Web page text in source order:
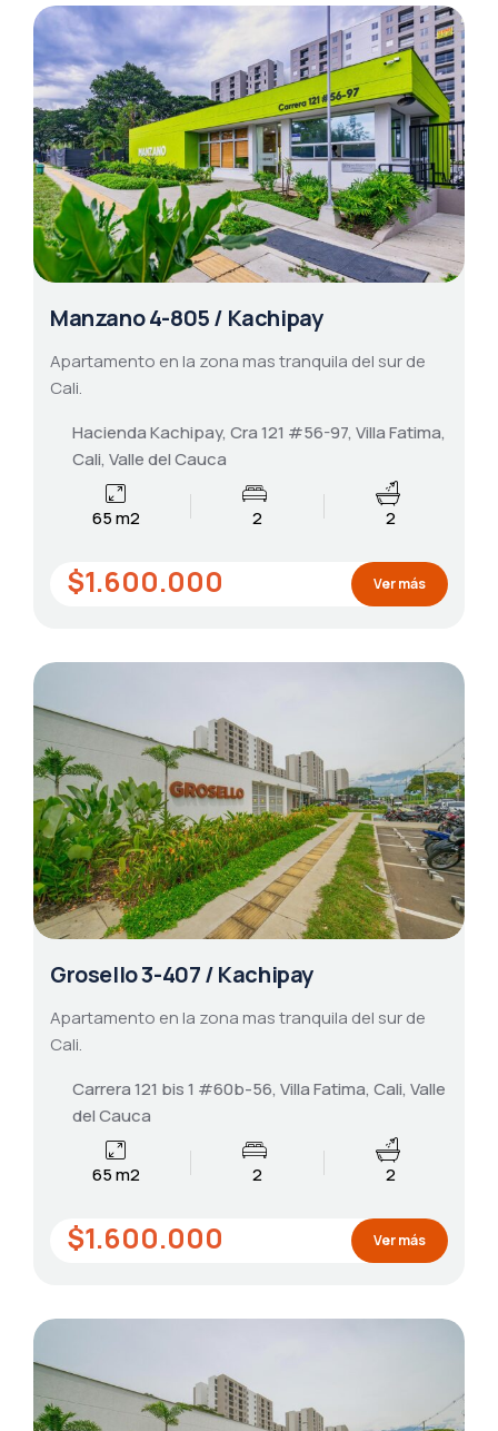
Manzano 4-805 / Kachipay
Apartamento en la zona mas tranquila del sur de
Cali.
Hacienda Kachipay, Cra 121 #56-97, Villa Fatima,
Cali, Valle del Cauca
65 m2 2 2
$1.600.000 Ver más
Grosello 3-407 / Kachipay
Apartamento en la zona mas tranquila del sur de
Cali.
Carrera 121 bis 1 #60b-56, Villa Fatima, Cali, Valle
del Cauca
65 m2 2 2
$1.600.000 Ver más